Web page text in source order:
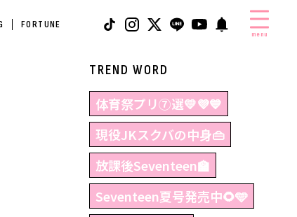
FORTUNE
menu
TREND WORD
体育祭プリ⑦選💛💜💙
現役JKスクバの中身👜
放課後Seventeen🏫
Seventeen夏号発売中🌻🩵